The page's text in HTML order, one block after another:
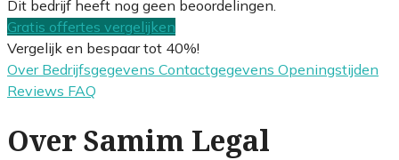
Dit bedrijf heeft nog geen beoordelingen.
Gratis offertes vergelijken
Vergelijk en bespaar tot 40%!
Over Bedrijfsgegevens Contactgegevens Openingstijden
Reviews FAQ
Over Samim Legal